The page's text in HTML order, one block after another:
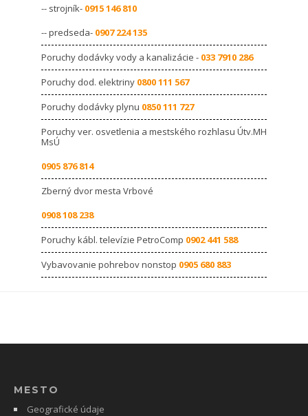
-- strojník- 0915 146 810
-- predseda- 0907 224 135
Poruchy dodávky vody a kanalizácie - 033 7910 286
Poruchy dod. elektriny 0800 111 567
Poruchy dodávky plynu 0850 111 727
Poruchy ver. osvetlenia a mestského rozhlasu Útv.MH
MsÚ
0905 876 814
Zberný dvor mesta Vrbové
0908 108 238
Poruchy kábl. televízie PetroComp 0902 441 588
Vybavovanie pohrebov nonstop 0905 680 883
MESTO
Geografické údaje